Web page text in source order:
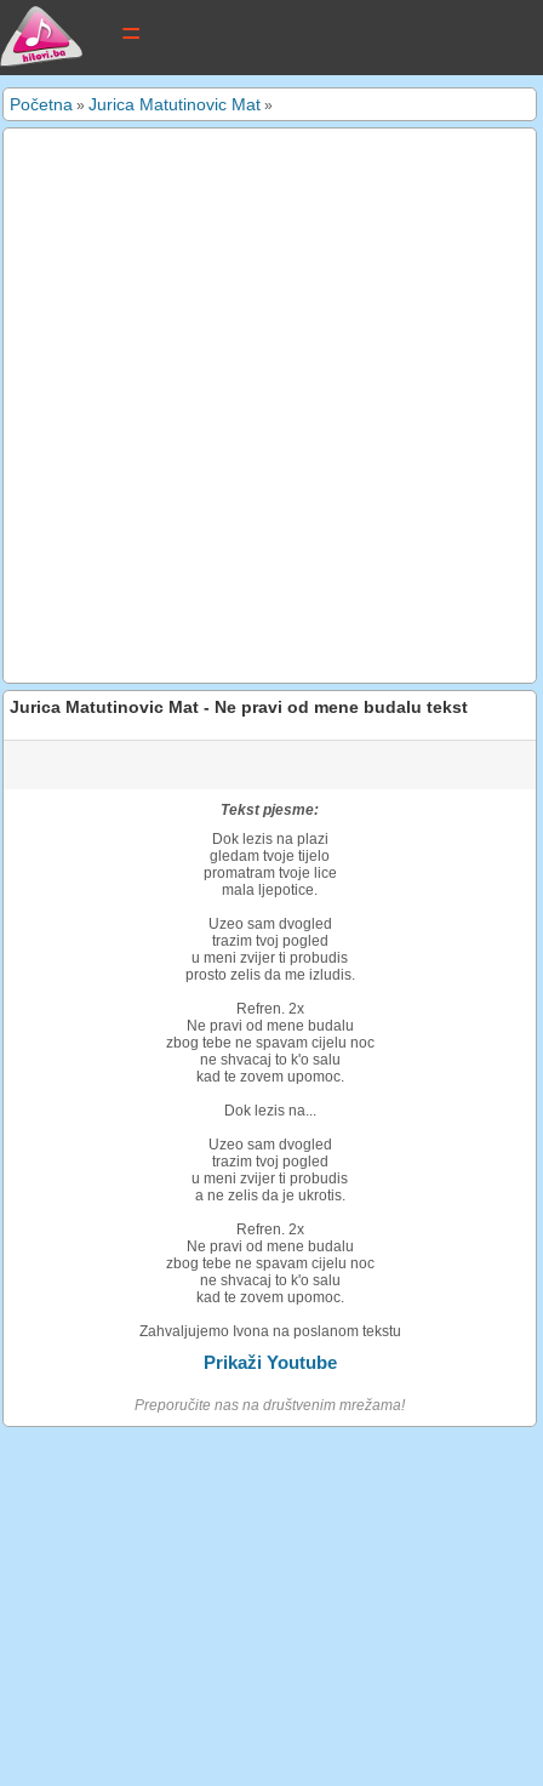
tekstovi pjesama
Početna » Jurica Matutinovic Mat »
Jurica Matutinovic Mat - Ne pravi od mene budalu tekst
Tekst pjesme:
Dok lezis na plazi
gledam tvoje tijelo
promatram tvoje lice
mala ljepotice.
Uzeo sam dvogled
trazim tvoj pogled
u meni zvijer ti probudis
prosto zelis da me izludis.
Refren. 2x
Ne pravi od mene budalu
zbog tebe ne spavam cijelu noc
ne shvacaj to k'o salu
kad te zovem upomoc.
Dok lezis na...
Uzeo sam dvogled
trazim tvoj pogled
u meni zvijer ti probudis
a ne zelis da je ukrotis.
Refren. 2x
Ne pravi od mene budalu
zbog tebe ne spavam cijelu noc
ne shvacaj to k'o salu
kad te zovem upomoc.
Zahvaljujemo Ivona na poslanom tekstu
Prikaži Youtube
Preporučite nas na društvenim mrežama!